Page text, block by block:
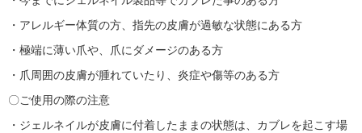
・アレルギー体質の方、指先の皮膚が過敏な状態にある方
・極端に薄い爪や、爪にダメージのある方
・爪周囲の皮膚が腫れていたり、炎症や傷等のある方
〇ご使用の際の注意
・ジェルネイルが皮膚に付着したままの状態は、カブレを起こす場